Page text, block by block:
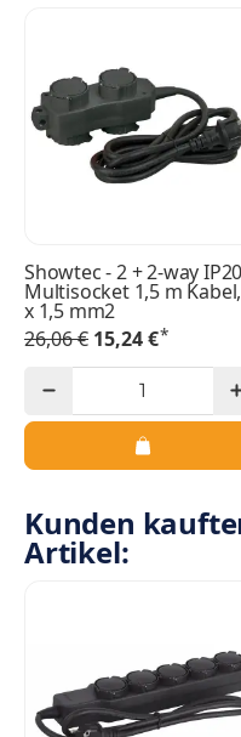
Showtec - 2 + 2-way IP20
Multisocket 1,5 m
x 1,5 mm2
26,06 € 15,24 €*
Kunden
Artikel: